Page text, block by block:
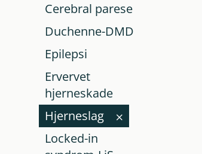
Cerebral parese
Duchenne-DMD
Epilepsi
Ervervet
hjerneskade
Hjerneslag
Locked-in